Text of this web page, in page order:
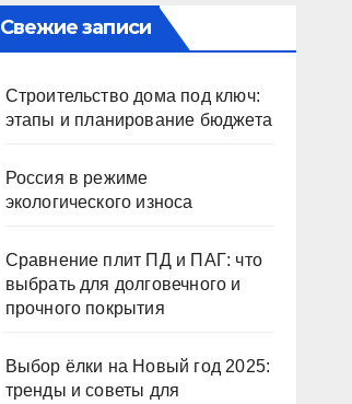
Свежие записи
Строительство дома под ключ:
этапы и планирование бюджета
Россия в режиме
экологического износа
Сравнение плит ПД и ПАГ: что
выбрать для долговечного и
прочного покрытия
Выбор ёлки на Новый год 2025:
тренды и советы для